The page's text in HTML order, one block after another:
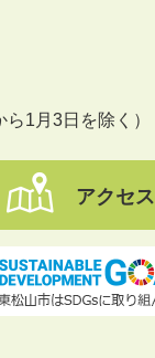
ら1月3日を除く）
アクセス